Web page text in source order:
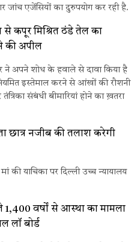
जांच एजेंसियों का दुरुपयोग कर रही है.
कपूर मिश्रित ठंडे तेल का
की अपील
ने अपने शोध के हवाले से दावा किया है
इस्तेमाल करने से आंखों की रौशनी
संबंधी बीमारियां होने का ख़तरा
छात्र नजीब की तलाश करेगी
की याचिका पर दिल्ली उच्च न्यायालय
1,400 वर्षों से आस्था का मामला
लॉ बोर्ड